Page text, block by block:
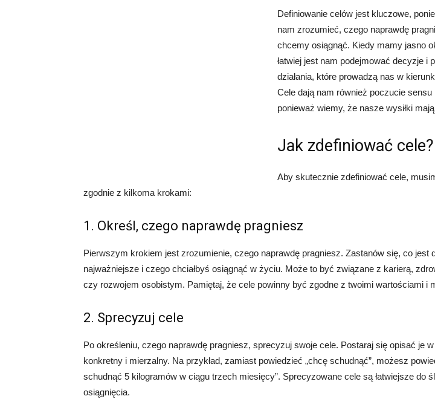
Definiowanie celów jest kluczowe,
nam zrozumieć, czego naprawdę
chcemy osiągnąć. Kiedy mamy jasno
łatwiej jest nam podejmować decyzje i
działania, które prowadzą nas w
Cele dają nam również poczucie sensu
ponieważ wiemy, że nasze wysiłki
Jak zdefiniować cele?
Aby skutecznie zdefiniować cele,
zgodnie z kilkoma krokami:
1. Określ, czego naprawdę pragniesz
Pierwszym krokiem jest zrozumienie, czego naprawdę pragniesz. Zastanów się, co jest
najważniejsze i czego chciałbyś osiągnąć w życiu. Może to być związane z karierą,
czy rozwojem osobistym. Pamiętaj, że cele powinny być zgodne z twoimi wartościami i
2. Sprecyzuj cele
Po określeniu, czego naprawdę pragniesz, sprecyzuj swoje cele. Postaraj się opisać je
konkretny i mierzalny. Na przykład, zamiast powiedzieć „chcę schudnąć”, możesz
schudnąć 5 kilogramów w ciągu trzech miesięcy”. Sprecyzowane cele są łatwiejsze do
osiągnięcia.